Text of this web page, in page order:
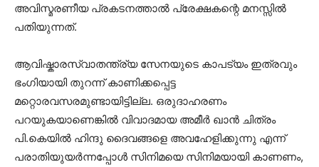
അവിസ്മരണീയ പ്രകടനത്താൽ പ്രേക്ഷകന്റെ മനസ്സിൽ
പതിയുന്നത്.
ആവിഷ്കാരസ്വാതന്ത്ര്യ സേനയുടെ കാപട്യം ഇത്രവും
ഭംഗിയായി തുറന്ന് കാണിക്കപ്പെട്ട
മറ്റൊരവസരമുണ്ടായിട്ടില്ല. ഒരുദാഹരണം
പറയുകയാണെങ്കിൽ വിവാദമായ അമീർ ഖാൻ ചിത്രം
പി.കെയിൽ ഹിന്ദു ദൈവങ്ങളെ അവഹേളിക്കുന്നു എന്ന്
പരാതിയുയർന്നപ്പോൾ സിനിമയെ സിനിമയായി കാണണം,